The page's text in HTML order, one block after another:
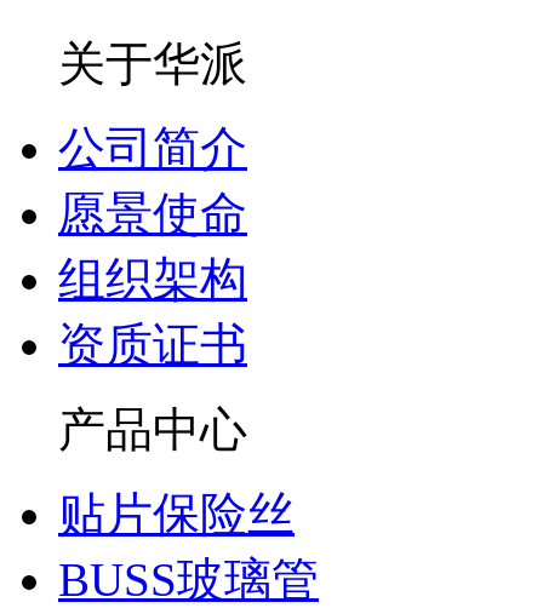
关于华派
公司简介
愿景使命
组织架构
资质证书
产品中心
贴片保险丝
BUSS玻璃管